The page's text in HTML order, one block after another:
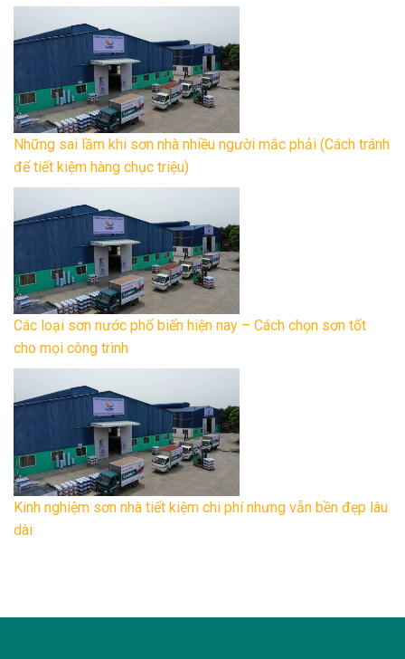
Những sai lầm khi sơn nhà nhiều người mắc phải (Cách tránh
để tiết kiệm hàng chục triệu)
Các loại sơn nước phổ biến hiện nay – Cách chọn sơn tốt
cho mọi công trình
Kinh nghiệm sơn nhà tiết kiệm chi phí nhưng vẫn bền đẹp lâu
dài